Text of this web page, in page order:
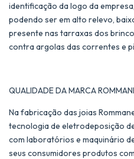
identificação da logo da
podendo ser em alto relevo,
presente nas tarraxas dos
contra argolas das correntes e
QUALIDADE DA MARCA
Na fabricação das joias
tecnologia de eletrodeposição
com laboratórios e maquinário
seus consumidores produtos